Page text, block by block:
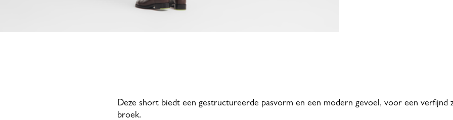
Deze short biedt een gestructureerde pasvorm en een modern gevoel, voor een
broek.